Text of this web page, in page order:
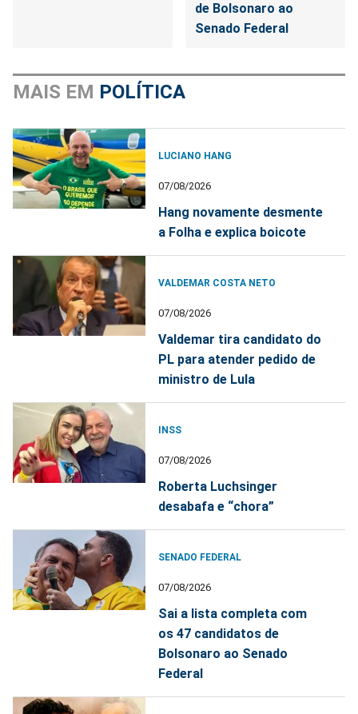
de Bolsonaro ao
Senado Federal
MAIS EM POLÍTICA
LUCIANO HANG
07/08/2026
Hang novamente desmente
a Folha e explica boicote
VALDEMAR COSTA NETO
07/08/2026
Valdemar tira candidato do
PL para atender pedido de
ministro de Lula
INSS
07/08/2026
Roberta Luchsinger
desabafa e “chora”
SENADO FEDERAL
07/08/2026
Sai a lista completa com
os 47 candidatos de
Bolsonaro ao Senado
Federal